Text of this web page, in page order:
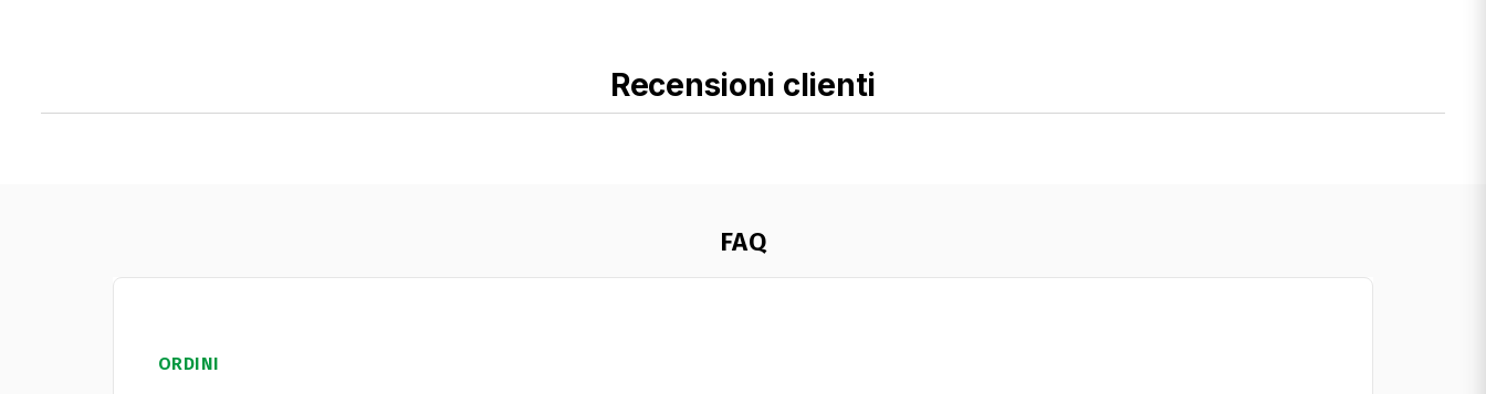
Recensioni clienti
FAQ
ORDINI